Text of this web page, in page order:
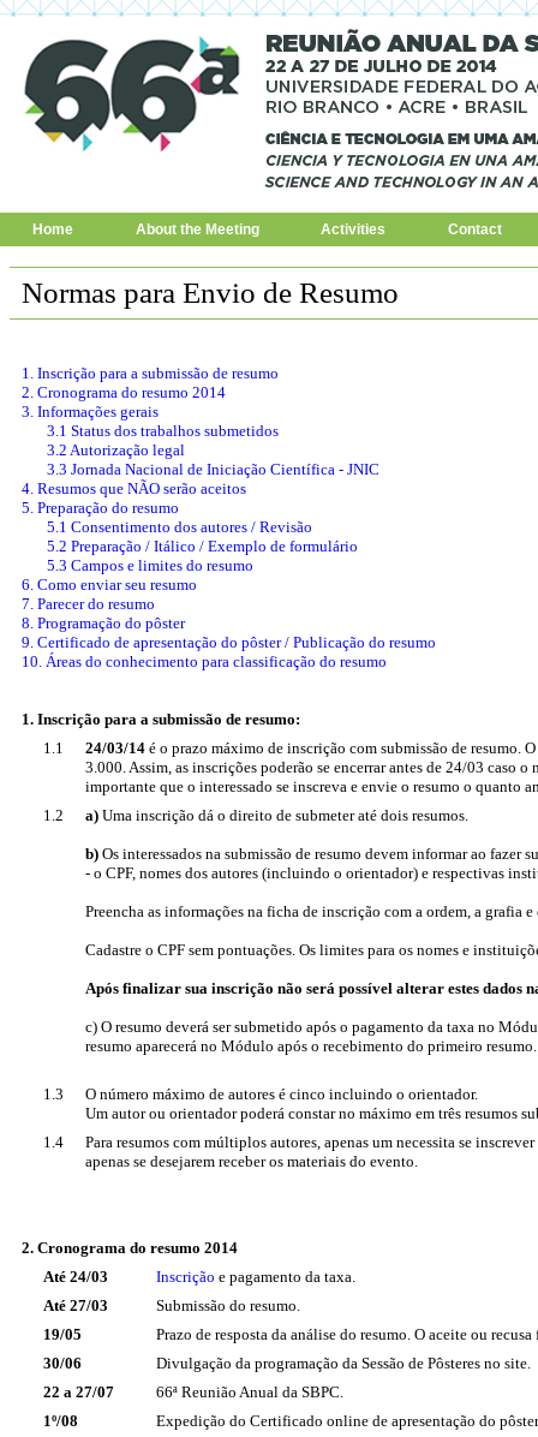
Home About the Meeting Activities Contact
Normas para Envio de Resumo
1. Inscrição para a submissão de resumo
2. Cronograma do resumo 2014
3. Informações gerais
3.1 Status dos trabalhos submetidos
3.2 Autorização legal
3.3 Jornada Nacional de Iniciação Científica - JNIC
4. Resumos que NÃO serão aceitos
5. Preparação do resumo
5.1 Consentimento dos autores / Revisão
5.2 Preparação / Itálico / Exemplo de formulário
5.3 Campos e limites do resumo
6. Como enviar seu resumo
7. Parecer do resumo
8. Programação do pôster
9. Certificado de apresentação do pôster / Publicação do resumo
10. Áreas do conhecimento para classificação do resumo
1. Inscrição para a submissão de resumo:
1.1
24/03/14 é o prazo máximo de inscrição com submissão de resumo.
3.000. Assim, as inscrições poderão se encerrar antes de 24/03 caso
importante que o interessado se inscreva e envie o resumo o quanto
1.2
a) Uma inscrição dá o direito de submeter até dois resumos.
b) Os interessados na submissão de resumo devem informar ao fazer
- o CPF, nomes dos autores (incluindo o orientador) e respectivas
Preencha as informações na ficha de inscrição com a ordem, a grafia
Cadastre o CPF sem pontuações. Os limites para os nomes e
Após finalizar sua inscrição não será possível alterar estes dados
c) O resumo deverá ser submetido após o pagamento da taxa no
resumo aparecerá no Módulo após o recebimento do primeiro resumo.
1.3
O número máximo de autores é cinco incluindo o orientador.
Um autor ou orientador poderá constar no máximo em três resumos
1.4
Para resumos com múltiplos autores, apenas um necessita se
apenas se desejarem receber os materiais do evento.
2. Cronograma do resumo 2014
Até 24/03
Inscrição e pagamento da taxa.
Até 27/03
Submissão do resumo.
19/05
Prazo de resposta da análise do resumo. O aceite ou
30/06
Divulgação da programação da Sessão de Pôsteres no site.
22 a 27/07
66ª Reunião Anual da SBPC.
1º/08
Expedição do Certificado online de apresentação do